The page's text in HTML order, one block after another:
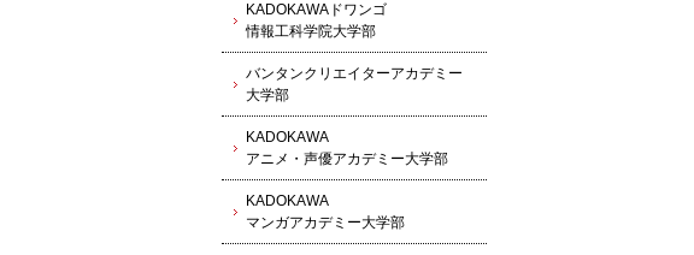
KADOKAWAドワンゴ
情報工科学院大学部
バンタンクリエイターアカデミー
大学部
KADOKAWA
アニメ・声優アカデミー大学部
KADOKAWA
マンガアカデミー大学部